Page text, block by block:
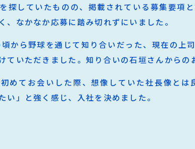
探していたものの、掲載されている募集要項
、なかなか応募に踏み切れずにいました。
から野球を通じて知り合いだった、現在の上
ていただきました。知り合いの石垣さんからの
めてお会いした際、想像していた社長像と
い」と強く感じ、入社を決めました。